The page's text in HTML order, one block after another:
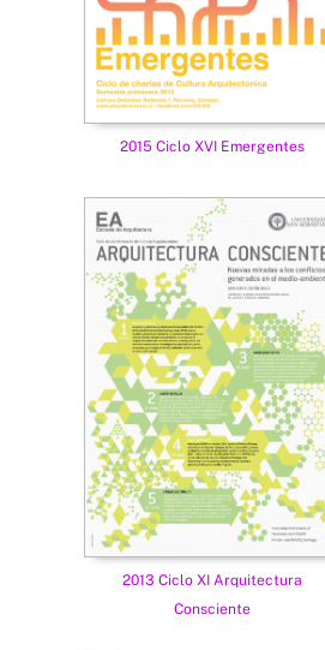
2015 Ciclo XVI Emergentes
2013 Ciclo XI Arquitectura
Consciente